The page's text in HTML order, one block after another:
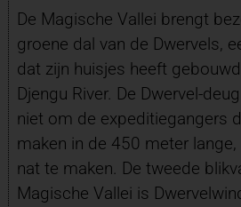
De Magische Vallei brengt
groene dal van de Dwervels,
dat zijn huisjes heeft
Djengu River. De Dwervel-
niet om de expeditiegangers
maken in de 450 meter
nat te maken. De tweede
Magische Vallei is